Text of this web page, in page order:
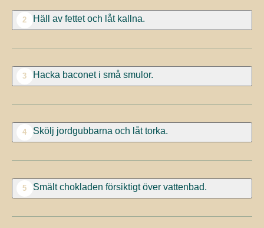
2 Häll av fettet och låt kallna.
3 Hacka baconet i små smulor.
4 Skölj jordgubbarna och låt torka.
5 Smält chokladen försiktigt över vattenbad.